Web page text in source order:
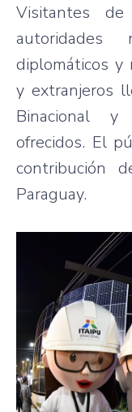
Visitantes
autoridades
diplomáticos y
y extranjeros
Binacional y
ofrecidos. El
contribución
Paraguay.